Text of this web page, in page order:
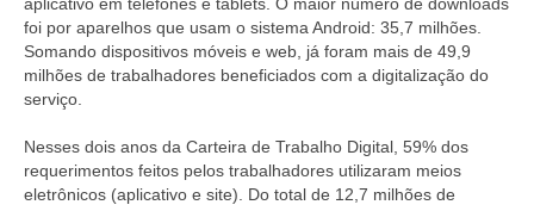
foi por aparelhos que usam o sistema Android: 35,7 milhões.
Somando dispositivos móveis e web, já foram mais de 49,9
milhões de trabalhadores beneficiados com a digitalização do
serviço.
Nesses dois anos da Carteira de Trabalho Digital, 59% dos
requerimentos feitos pelos trabalhadores utilizaram meios
eletrônicos (aplicativo e site). Do total de 12,7 milhões de